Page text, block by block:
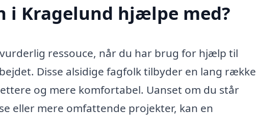
i Kragelund hjælpe med?
ressouce, når du har brug for hjælp til
Disse alsidige fagfolk tilbyder en lang række
og mere komfortabel. Uanset om du står
eller mere omfattende projekter, kan en